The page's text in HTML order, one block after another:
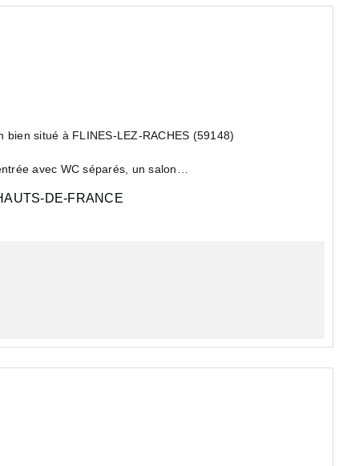
bien situé à FLINES-LEZ-RACHES (59148)
avec WC séparés, un salon
DE-FRANCE